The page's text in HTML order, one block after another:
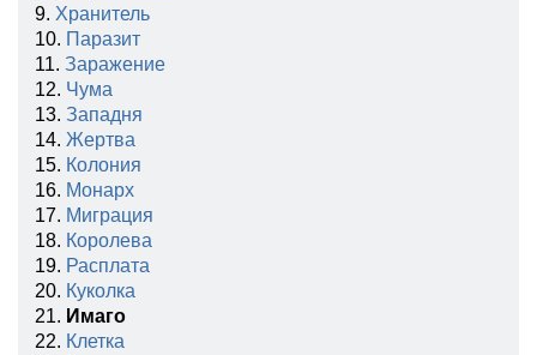
9. Хранитель
10. Паразит
11. Заражение
12. Чума
13. Западня
14. Жертва
15. Колония
16. Монарх
17. Миграция
18. Королева
19. Расплата
20. Куколка
21. Имаго
22. Клетка